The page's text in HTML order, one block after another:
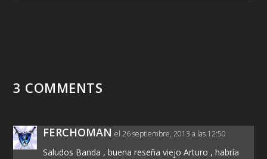
3 COMMENTS
FERCHOMAN el 26 septiembre, 2013 a las 12:50
Saludos Banda , buena reseña viejo Arturo , habría